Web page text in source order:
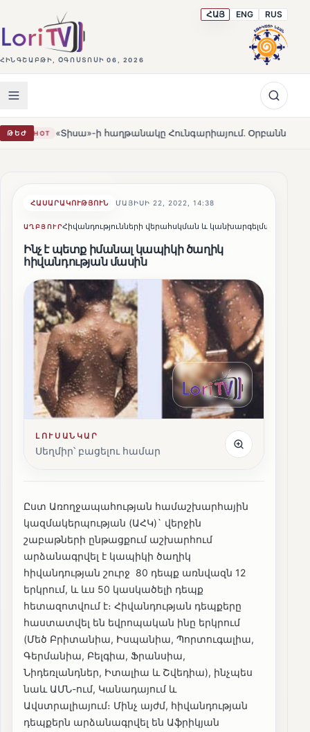
ՀԻՆԳՇԱԲԹԻ, ՕԳՈՍՏՈՍԻ 06, 2026
ՀԱՅ ENG RUS
ԹԵԺ
ի հաղթանակը Հունգարիայում․ Օրբանն ընդունեց
ՀԱՍԱՐԱԿՈՒԹՅՈՒՆ ՄԱՅԻՍԻ 22, 2022, 14:38
ԱՂԲՅՈՒՐՀիվանդությունների վերահսկման և կանխարգելման
Ինչ է պետք իմանալ կապիկի ծաղիկ
հիվանդության մասին
ԼՈՒՍԱՆԿԱՐ
Սեղմիր՝ բացելու համար
Ըստ Առողջապահության համաշխարհային
կազմակերպության (ԱՀԿ)` վերջին
շաբաթների ընթացքում աշխարհում
արձանագրվել է կապիկի ծաղիկ
հիվանդության շուրջ 80 դեպք առնվազն 12
երկրում, և ևս 50 կասկածելի դեպք
հետազոտվում է։ Հիվանդության դեպքերը
հաստատվել են եվրոպական ինը երկրում
(Մեծ Բրիտանիա, Իսպանիա, Պորտուգալիա,
Գերմանիա, Բելգիա, Ֆրանսիա,
Նիդեռլանդներ, Իտալիա և Շվեդիա), ինչպես
նաև ԱՄՆ-ում, Կանադայում և
Ավստրալիայում։ Մինչ այժմ, հիվանդության
դեպքերն արձանագրվել են Աֆրիկյան